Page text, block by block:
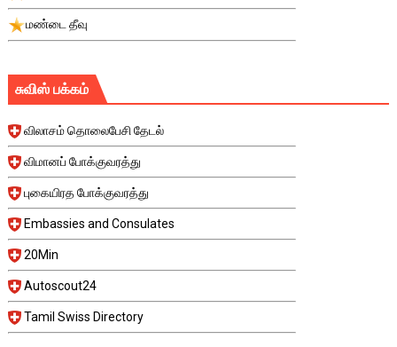
மண்டை தீவு
சுவிஸ் பக்கம்
விலாசம் தொலைபேசி தேடல்
விமானப் போக்குவரத்து
புகையிரத போக்குவரத்து
Embassies and Consulates
20Min
Autoscout24
Tamil Swiss Directory